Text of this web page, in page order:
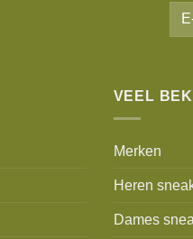
VEEL
Merken
Heren
Dames